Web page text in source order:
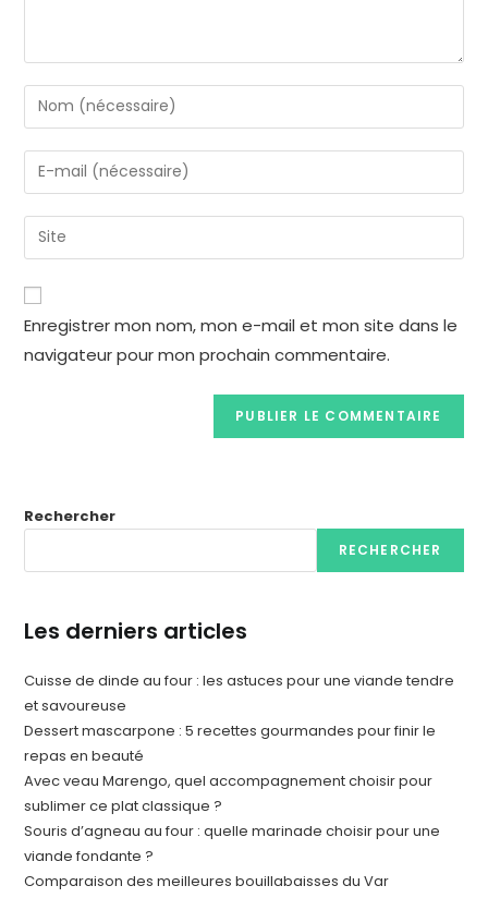
Enregistrer mon nom, mon e-mail et mon site dans le
navigateur pour mon prochain commentaire.
Rechercher
RECHERCHER
Les derniers articles
Cuisse de dinde au four : les astuces pour une viande tendre
et savoureuse
Dessert mascarpone : 5 recettes gourmandes pour finir le
repas en beauté
Avec veau Marengo, quel accompagnement choisir pour
sublimer ce plat classique ?
Souris d’agneau au four : quelle marinade choisir pour une
viande fondante ?
Comparaison des meilleures bouillabaisses du Var